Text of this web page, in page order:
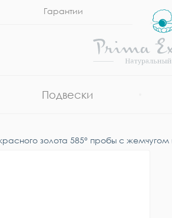
Гарантии
Подвески
золота 585° пробы с